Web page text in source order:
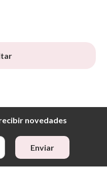
novedades
Enviar